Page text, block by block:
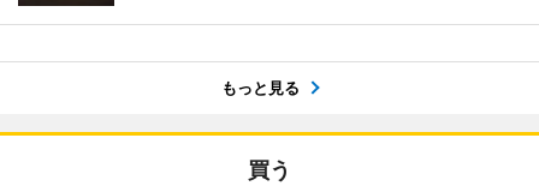
もっと見る
買う